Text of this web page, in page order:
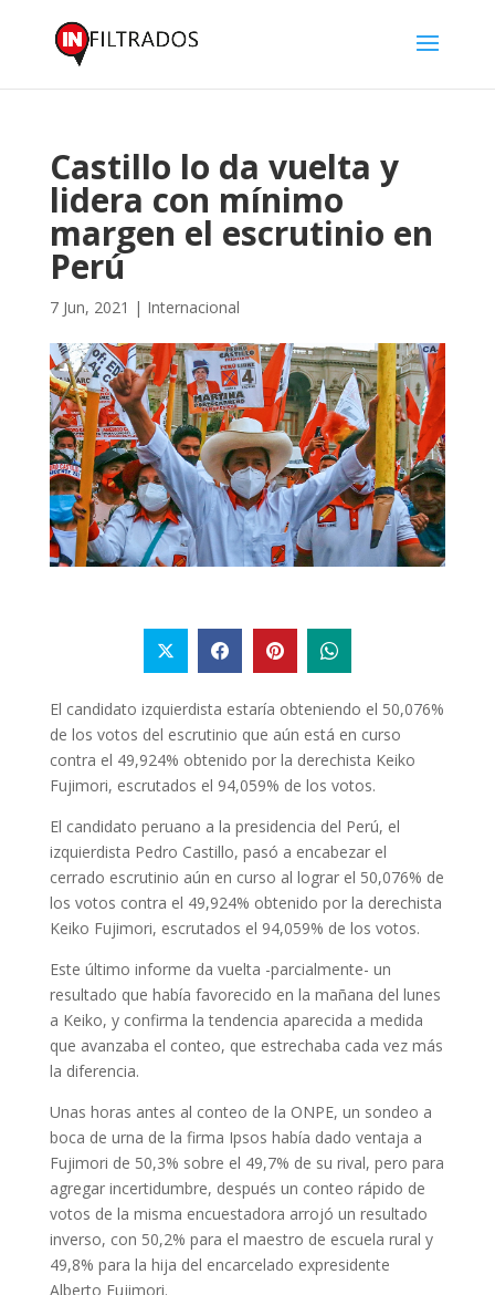
Castillo lo da vuelta y
lidera con mínimo
margen el escrutinio en
Perú
7 Jun, 2021 | Internacional
El candidato izquierdista estaría obteniendo el 50,076%
de los votos del escrutinio que aún está en curso
contra el 49,924% obtenido por la derechista Keiko
Fujimori, escrutados el 94,059% de los votos.
El candidato peruano a la presidencia del Perú, el
izquierdista Pedro Castillo, pasó a encabezar el
cerrado escrutinio aún en curso al lograr el 50,076% de
los votos contra el 49,924% obtenido por la derechista
Keiko Fujimori, escrutados el 94,059% de los votos.
Este último informe da vuelta -parcialmente- un
resultado que había favorecido en la mañana del lunes
a Keiko, y confirma la tendencia aparecida a medida
que avanzaba el conteo, que estrechaba cada vez más
la diferencia.
Unas horas antes al conteo de la ONPE, un sondeo a
boca de urna de la firma Ipsos había dado ventaja a
Fujimori de 50,3% sobre el 49,7% de su rival, pero para
agregar incertidumbre, después un conteo rápido de
votos de la misma encuestadora arrojó un resultado
inverso, con 50,2% para el maestro de escuela rural y
49,8% para la hija del encarcelado expresidente
Alberto Fujimori.